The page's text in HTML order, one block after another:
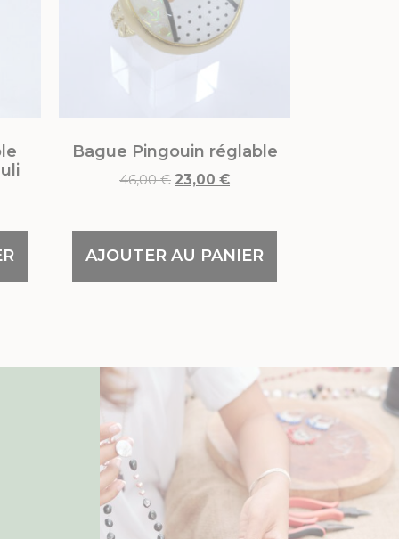
Bague Pingouin réglable
46,00€ 23,00 €
AJOUTER AU PANIER